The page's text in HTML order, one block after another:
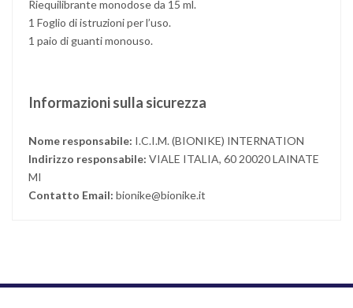
Riequilibrante monodose da 15 ml.
1 Foglio di istruzioni per l’uso.
1 paio di guanti monouso.
Informazioni sulla sicurezza
Nome responsabile: I.C.I.M. (BIONIKE) INTERNATION
Indirizzo responsabile: VIALE ITALIA, 60 20020 LAINATE
MI
Contatto Email: bionike@bionike.it